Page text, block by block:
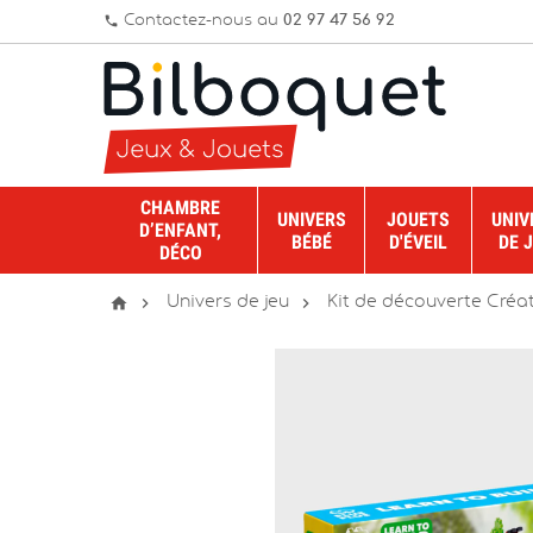
phone Contactez-nous au 02 97 47 56 92
CHAMBRE
D’ENFANT,
DÉCO
UNIVERS
BÉBÉ
JOUETS
D'ÉVEIL
DE
  Univers de jeu  Kit de découverte